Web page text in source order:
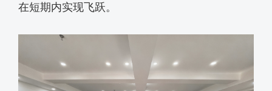
在短期内实现飞跃。